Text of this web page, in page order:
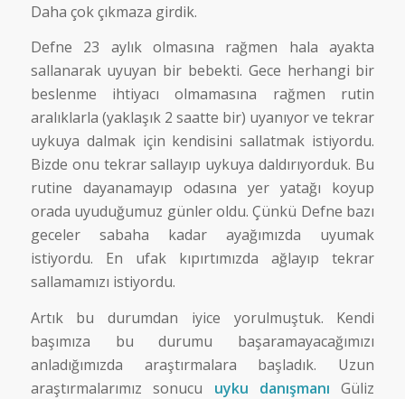
Daha çok çıkmaza girdik.
Defne 23 aylık olmasına rağmen hala ayakta
sallanarak uyuyan bir bebekti. Gece herhangi bir
beslenme ihtiyacı olmamasına rağmen rutin
aralıklarla (yaklaşık 2 saatte bir) uyanıyor ve tekrar
uykuya dalmak için kendisini sallatmak istiyordu.
Bizde onu tekrar sallayıp uykuya daldırıyorduk. Bu
rutine dayanamayıp odasına yer yatağı koyup
orada uyuduğumuz günler oldu. Çünkü Defne bazı
geceler sabaha kadar ayağımızda uyumak
istiyordu. En ufak kıpırtımızda ağlayıp tekrar
sallamamızı istiyordu.
Artık bu durumdan iyice yorulmuştuk. Kendi
başımıza bu durumu başaramayacağımızı
anladığımızda araştırmalara başladık. Uzun
araştırmalarımız sonucu uyku danışmanı Güliz